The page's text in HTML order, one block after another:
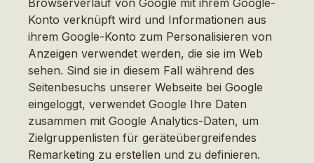
Konto verknüpft wird und Informationen aus
ihrem Google-Konto zum Personalisieren von
Anzeigen verwendet werden, die sie im Web
sehen. Sind sie in diesem Fall während des
Seitenbesuchs unserer Webseite bei Google
eingeloggt, verwendet Google Ihre Daten
zusammen mit Google Analytics-Daten, um
Zielgruppenlisten für geräteübergreifendes
Remarketing zu erstellen und zu definieren.